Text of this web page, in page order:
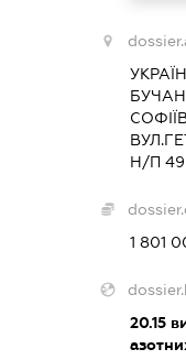
Н/П 49
1 801
20.15